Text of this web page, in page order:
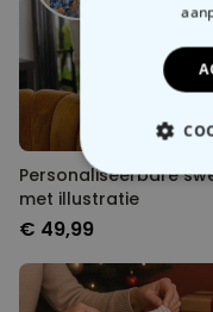
Personaliseerbare
met illustratie
€ 49,99